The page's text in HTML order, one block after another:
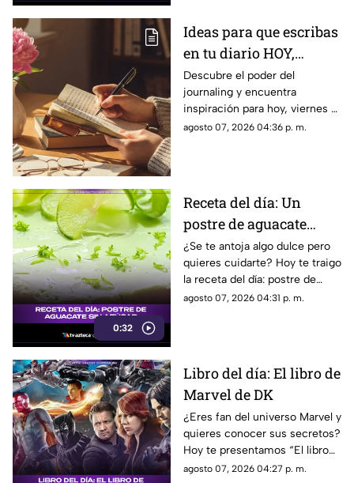
Ideas para que escribas
en tu diario HOY,
viernes 7 de junio de
2026: Usa este journal
prompt y termina tu
día lleno de gratitud
Descubre el poder del
journaling y encuentra
inspiración para hoy, viernes 7
de junio de 2026. Un prompt
agosto 07, 2026 04:36 p. m.
0:32
Receta del día: Un
postre de aguacate
saludable y sin azúcar
¿Se te antoja algo dulce pero
quieres cuidarte? Hoy te traigo
la receta del día: postre de
aguacate sin azúcar que te va
agosto 07, 2026 04:31 p. m.
Libro del día: El libro de
Marvel de DK
¿Eres fan del universo Marvel y
quieres conocer sus secretos?
Hoy te presentamos “El libro
de Marvel de DK”, una guía
agosto 07, 2026 04:27 p. m.